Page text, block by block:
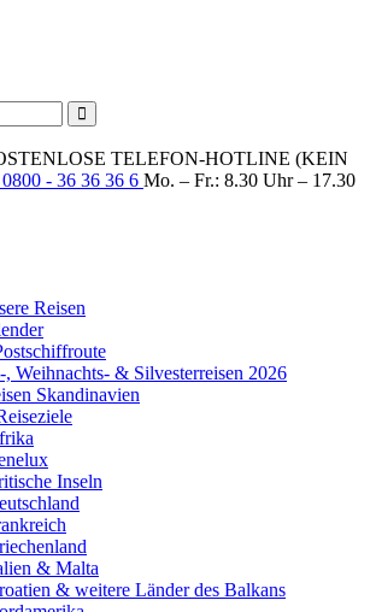
TELEFON-HOTLINE (KEIN
0800 - 36 36 36 6 Mo. – Fr.: 8.30 Uhr – 17.30
Reisen
, Weihnachts- & Silvesterreisen 2026
Skandinavien
Inseln
& Malta
& weitere Länder des Balkans